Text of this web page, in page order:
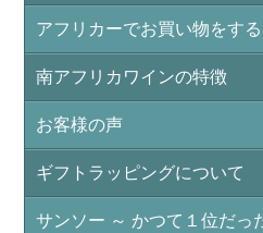
アフリカーでお買い物をす
南アフリカワインの特徴
お客様の声
ギフトラッピングについて
サンソー ～ かつて１位だっ